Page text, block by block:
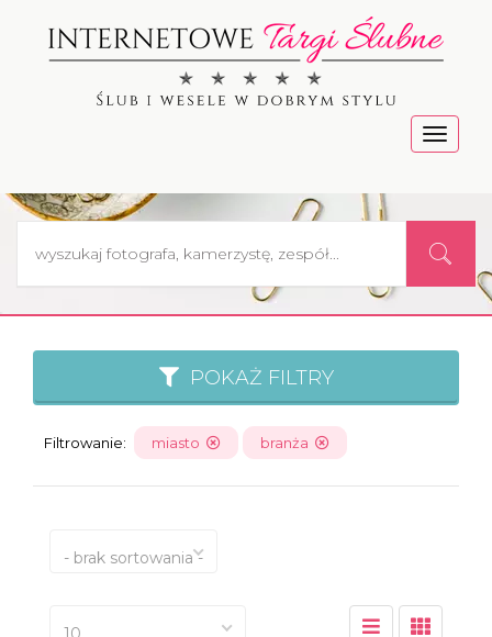
Menu
POKAŻ FILTRY
Filtrowanie: miasto branża
- brak sortowania -